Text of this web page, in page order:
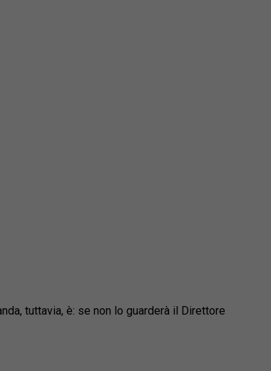
tuttavia, è: se non lo guarderà il Direttore